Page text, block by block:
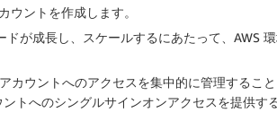
ウントを作成します。
ドが成長し、スケールするにあたって、AWS
カウントへのアクセスを集中的に管理するこ
トへのシングルサインオンアクセスを提供す